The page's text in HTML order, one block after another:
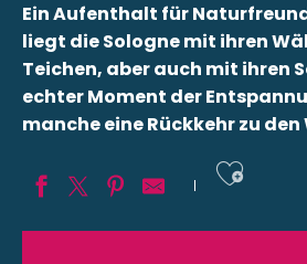
Ein Aufenthalt für
liegt die Sologne mit ihren
Teichen, aber auch mit ihren
echter Moment der
manche eine Rückkehr zu